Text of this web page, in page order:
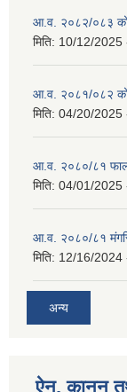
आ.व. २०८२/०८३ को
मिति: 10/12/2025
आ.व. २०८१/०८२
मिति: 04/20/2025
आ.व. २०८०/८१
मिति: 04/01/2025
आ.व. २०८०/८१
मिति: 12/16/2024
अन्य
ऐन, कानुन